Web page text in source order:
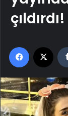
çıldırdı!
Facebook